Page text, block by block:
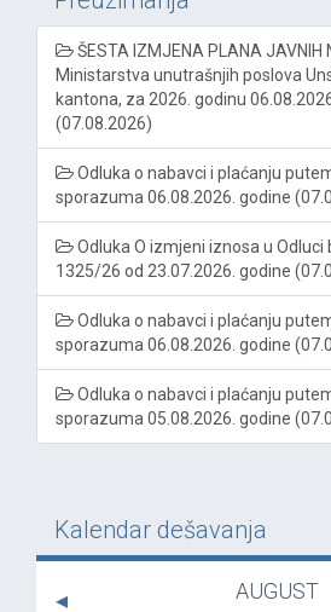
ŠESTA IZMJENA PLANA JAVNIH
Ministarstva unutrašnjih poslova
kantona, za 2026. godinu
(07.08.2026)
Odluka o nabavci i plaćanju
sporazuma 06.08.2026. godine
Odluka O izmjeni iznosa u
1325/26 od 23.07.2026. godine
Odluka o nabavci i plaćanju
sporazuma 06.08.2026. godine
Odluka o nabavci i plaćanju
sporazuma 05.08.2026. godine
Kalendar dešavanja
AUGUST